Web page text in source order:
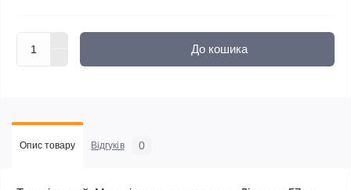
До кошика
Опис товару Відгуків 0